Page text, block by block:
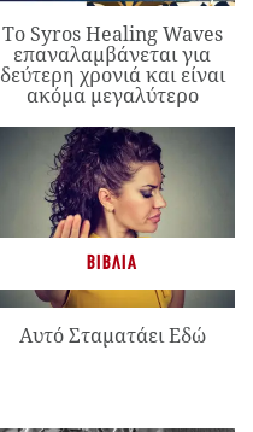
Το Syros Healing Waves
επαναλαμβάνεται για
δεύτερη χρονιά και είναι
ακόμα μεγαλύτερο
ΒΙΒΛΊΑ
Αυτό Σταματάει Εδώ